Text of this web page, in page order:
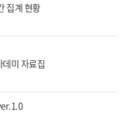
집계 현황
미 자료집